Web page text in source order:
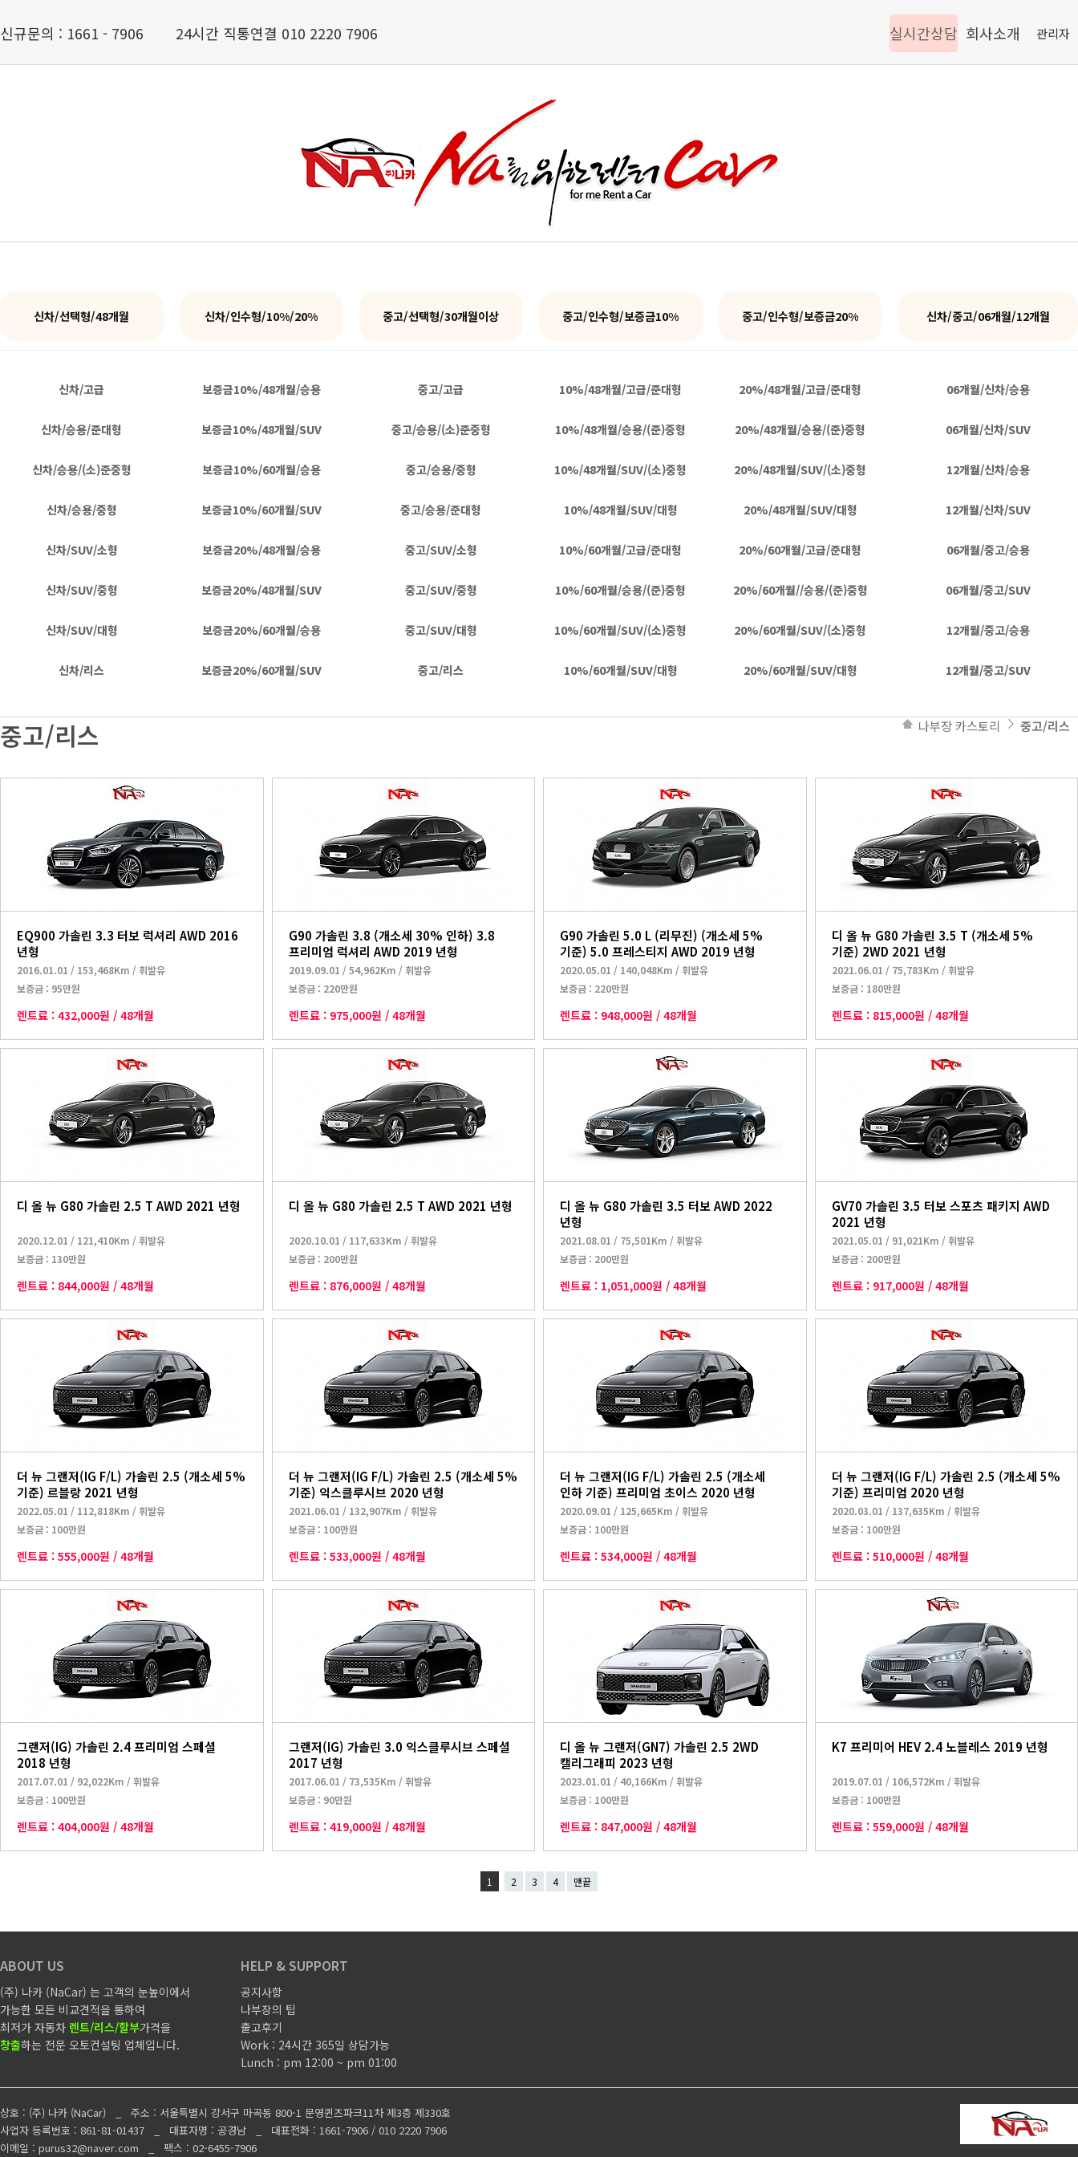
신규문의 : 1661 - 7906 24시간 직통연결 010 2220 7906 실시간상담 회사소개 관리자
신차/선택형/48개월 신차/인수형/10%/20% 중고/선택형/30개월이상 중고/인수형/보증금10% 중고/인수형/보증금20% 신차/중고/06개월/12개월
신차/고급
신차/승용/준대형
신차/승용/(소)준중형
신차/승용/중형
신차/SUV/소형
신차/SUV/중형
신차/SUV/대형
신차/리스
보증금10%/48개월/승용
보증금10%/48개월/SUV
보증금10%/60개월/승용
보증금10%/60개월/SUV
보증금20%/48개월/승용
보증금20%/48개월/SUV
보증금20%/60개월/승용
보증금20%/60개월/SUV
중고/고급
중고/승용/(소)준중형
중고/승용/중형
중고/승용/준대형
중고/SUV/소형
중고/SUV/중형
중고/SUV/대형
중고/리스
10%/48개월/고급/준대형
10%/48개월/승용/(준)중형
10%/48개월/SUV/(소)중형
10%/48개월/SUV/대형
10%/60개월/고급/준대형
10%/60개월/승용/(준)중형
10%/60개월/SUV/(소)중형
10%/60개월/SUV/대형
20%/48개월/고급/준대형
20%/48개월/승용/(준)중형
20%/48개월/SUV/(소)중형
20%/48개월/SUV/대형
20%/60개월/고급/준대형
20%/60개월//승용/(준)중형
20%/60개월/SUV/(소)중형
20%/60개월/SUV/대형
06개월/신차/승용
06개월/신차/SUV
12개월/신차/승용
12개월/신차/SUV
06개월/중고/승용
06개월/중고/SUV
12개월/중고/승용
12개월/중고/SUV
중고/리스 나부장 카스토리 중고/리스
EQ900 가솔린 3.3 터보 럭셔리 AWD 2016
년형
2016.01.01 / 153,468Km / 휘발유
보증금 : 95만원
렌트료 : 432,000원 / 48개월
G90 가솔린 3.8 (개소세 30% 인하) 3.8
프리미엄 럭셔리 AWD 2019 년형
2019.09.01 / 54,962Km / 휘발유
보증금 : 220만원
렌트료 : 975,000원 / 48개월
G90 가솔린 5.0 L (리무진) (개소세 5%
기준) 5.0 프레스티지 AWD 2019 년형
2020.05.01 / 140,048Km / 휘발유
보증금 : 220만원
렌트료 : 948,000원 / 48개월
디 올 뉴 G80 가솔린 3.5 T (개소세 5%
기준) 2WD 2021 년형
2021.06.01 / 75,783Km / 휘발유
보증금 : 180만원
렌트료 : 815,000원 / 48개월
디 올 뉴 G80 가솔린 2.5 T AWD 2021 년형
2020.12.01 / 121,410Km / 휘발유
보증금 : 130만원
렌트료 : 844,000원 / 48개월
디 올 뉴 G80 가솔린 2.5 T AWD 2021 년형
2020.10.01 / 117,633Km / 휘발유
보증금 : 200만원
렌트료 : 876,000원 / 48개월
디 올 뉴 G80 가솔린 3.5 터보 AWD 2022
년형
2021.08.01 / 75,501Km / 휘발유
보증금 : 200만원
렌트료 : 1,051,000원 / 48개월
GV70 가솔린 3.5 터보 스포츠 패키지 AWD
2021 년형
2021.05.01 / 91,021Km / 휘발유
보증금 : 200만원
렌트료 : 917,000원 / 48개월
더 뉴 그랜저(IG F/L) 가솔린 2.5 (개소세 5%
기준) 르블랑 2021 년형
2022.05.01 / 112,818Km / 휘발유
보증금 : 100만원
렌트료 : 555,000원 / 48개월
더 뉴 그랜저(IG F/L) 가솔린 2.5 (개소세 5%
기준) 익스클루시브 2020 년형
2021.06.01 / 132,907Km / 휘발유
보증금 : 100만원
렌트료 : 533,000원 / 48개월
더 뉴 그랜저(IG F/L) 가솔린 2.5 (개소세
인하 기준) 프리미엄 초이스 2020 년형
2020.09.01 / 125,665Km / 휘발유
보증금 : 100만원
렌트료 : 534,000원 / 48개월
더 뉴 그랜저(IG F/L) 가솔린 2.5 (개소세 5%
기준) 프리미엄 2020 년형
2020.03.01 / 137,635Km / 휘발유
보증금 : 100만원
렌트료 : 510,000원 / 48개월
그랜저(IG) 가솔린 2.4 프리미엄 스페셜
2018 년형
2017.07.01 / 92,022Km / 휘발유
보증금 : 100만원
렌트료 : 404,000원 / 48개월
그랜저(IG) 가솔린 3.0 익스클루시브 스페셜
2017 년형
2017.06.01 / 73,535Km / 휘발유
보증금 : 90만원
렌트료 : 419,000원 / 48개월
디 올 뉴 그랜저(GN7) 가솔린 2.5 2WD
캘리그래피 2023 년형
2023.01.01 / 40,166Km / 휘발유
보증금 : 100만원
렌트료 : 847,000원 / 48개월
K7 프리미어 HEV 2.4 노블레스 2019 년형
2019.07.01 / 106,572Km / 휘발유
보증금 : 100만원
렌트료 : 559,000원 / 48개월
1 2 3 4 맨끝
ABOUT US
(주) 나카 (NaCar) 는 고객의 눈높이에서
가능한 모든 비교견적을 통하여
최저가 자동차 렌트/리스/할부가격을
창출하는 전문 오토컨설팅 업체입니다.
HELP & SUPPORT
공지사항
나부장의 팁
출고후기
Work : 24시간 365일 상담가능
Lunch : pm 12:00 ~ pm 01:00
상호 : (주) 나카 (NaCar) _ 주소 : 서울특별시 강서구 마곡동 800-1 문영퀸즈파크11차 제3층 제330호
사업자 등록번호 : 861-81-01437 _ 대표자명 : 공경남 _ 대표전화 : 1661-7906 / 010 2220 7906
이메일 : purus32@naver.com _ 팩스 : 02-6455-7906